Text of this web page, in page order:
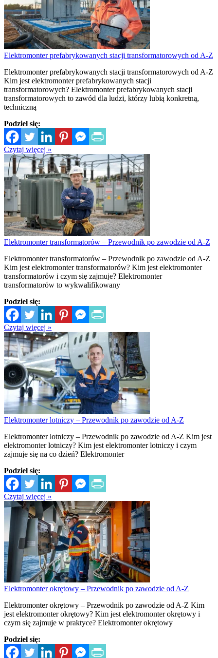
Elektromonter prefabrykowanych stacji transformatorowych od A-Z
Elektromonter prefabrykowanych stacji transformatorowych od A-Z
Kim jest elektromonter prefabrykowanych stacji
transformatorowych? Elektromonter prefabrykowanych stacji
transformatorowych to zawód dla ludzi, którzy lubią konkretną,
techniczną
Podziel się:
Czytaj więcej »
Elektromonter transformatorów – Przewodnik po zawodzie od A-Z
Elektromonter transformatorów – Przewodnik po zawodzie od A-Z
Kim jest elektromonter transformatorów? Kim jest elektromonter
transformatorów i czym się zajmuje? Elektromonter
transformatorów to wykwalifikowany
Podziel się:
Czytaj więcej »
Elektromonter lotniczy – Przewodnik po zawodzie od A-Z
Elektromonter lotniczy – Przewodnik po zawodzie od A-Z Kim jest
elektromonter lotniczy? Kim jest elektromonter lotniczy i czym
zajmuje się na co dzień? Elektromonter
Podziel się:
Czytaj więcej »
Elektromonter okrętowy – Przewodnik po zawodzie od A-Z
Elektromonter okrętowy – Przewodnik po zawodzie od A-Z Kim
jest elektromonter okrętowy? Kim jest elektromonter okrętowy i
czym się zajmuje w praktyce? Elektromonter okrętowy
Podziel się: